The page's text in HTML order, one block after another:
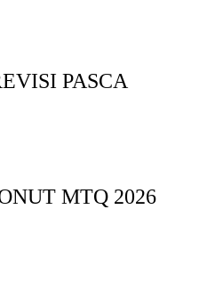
PASCA
MTQ 2026